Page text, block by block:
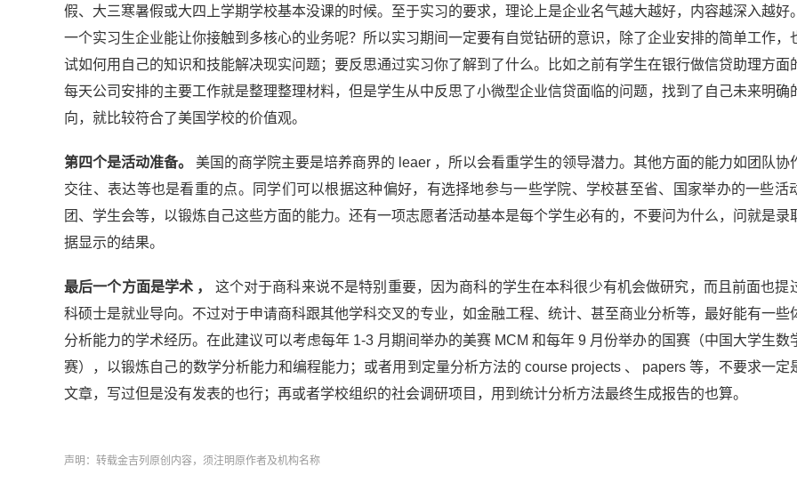
假、大三寒暑假或大四上学期学校基本没课的时候。至于实习的要求，理论上是企业名气越大越好，内容越深入越好
一个实习生企业能让你接触到多核心的业务呢？所以实习期间一定要有自觉钻研的意识，除了企业安排的简单工作，
试如何用自己的知识和技能解决现实问题；要反思通过实习你了解到了什么。比如之前有学生在银行做信贷助理方面
每天公司安排的主要工作就是整理整理材料，但是学生从中反思了小微型企业信贷面临的问题，找到了自己未来明确
向，就比较符合了美国学校的价值观。
第四个是活动准备。
美国的商学院主要是培养商界的 leaer ，所以会看重学生的领导潜力。其他方面的能力如团队协
交往、表达等也是看重的点。同学们可以根据这种偏好，有选择地参与一些学院、学校甚至省、国家举办的一些活
团、学生会等，以锻炼自己这些方面的能力。还有一项志愿者活动基本是每个学生必有的，不要问为什么，问就是录
据显示的结果。
最后一个方面是学术 ，
这个对于商科来说不是特别重要，因为商科的学生在本科很少有机会做研究，而且前面也提
科硕士是就业导向。不过对于申请商科跟其他学科交叉的专业，如金融工程、统计、甚至商业分析等，最好能有一些
分析能力的学术经历。在此建议可以考虑每年 1-3 月期间举办的美赛 MCM 和每年 9 月份举办的国赛（中国大学生数
赛），以锻炼自己的数学分析能力和编程能力；或者用到定量分析方法的 course projects 、 papers 等，不要求一定
文章，写过但是没有发表的也行；再或者学校组织的社会调研项目，用到统计分析方法最终生成报告的也算。
声明：转载金吉列原创内容，须注明原作者及机构名称